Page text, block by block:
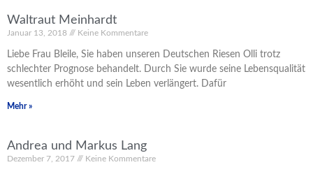
Waltraut Meinhardt
Januar 13, 2018 Keine Kommentare
Liebe Frau Bleile, Sie haben unseren Deutschen Riesen Olli trotz
schlechter Prognose behandelt. Durch Sie wurde seine Lebensqualität
wesentlich erhöht und sein Leben verlängert. Dafür
Mehr »
Andrea und Markus Lang
Dezember 7, 2017 Keine Kommentare